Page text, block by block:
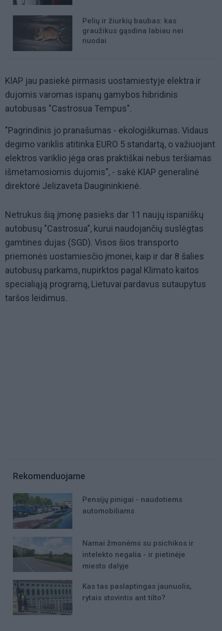
Pelių ir žiurkių baubas: kas
graužikus gąsdina labiau nei
nuodai
KlAP jau pasiekė pirmasis uostamiestyje elektra ir
dujomis varomas ispanų gamybos hibridinis
autobusas "Castrosua Tempus".
"Pagrindinis jo pranašumas - ekologiškumas. Vidaus
degimo variklis atitinka EURO 5 standartą, o važiuojant
elektros variklio jėga oras praktiškai nebus teršiamas
išmetamosiomis dujomis", - sakė KlAP generalinė
direktorė Jelizaveta Daugininkienė.
Netrukus šią įmonę pasieks dar 11 naujų ispaniškų
autobusų "Castrosua", kurui naudojančių suslėgtas
gamtines dujas (SGD). Visos šios transporto
priemonės uostamiesčio įmonei, kaip ir dar 8 šalies
autobusų parkams, nupirktos pagal Klimato kaitos
specialiąją programą, Lietuvai pardavus sutaupytus
taršos leidimus.
Rekomenduojame
Pensijų pinigai - naudotiems
automobiliams
Namai žmonėms su psichikos ir
intelekto negalia - ir pietinėje
miesto dalyje
Kas tas paslaptingas jaunuolis,
rytais stovintis ant tilto?